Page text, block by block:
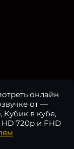
онлайн
от —
Кубик в кубе,
HD 720p и FHD